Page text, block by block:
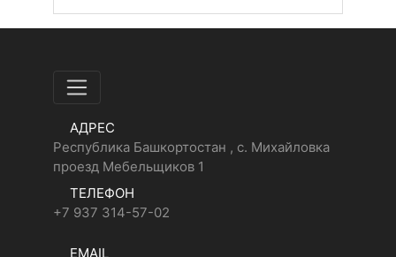
АДРЕС
Республика Башкортостан , с. Михайловка
проезд Мебельщиков 1
ТЕЛЕФОН
+7 937 314-57-02
EMAIL